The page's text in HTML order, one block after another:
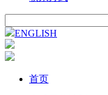
ENGLISH
首页